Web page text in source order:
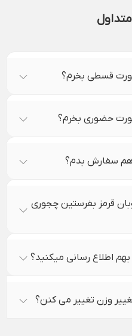
قسطی بخرم؟
حضوری بخرم؟
هم سفارش بدم؟
قرمز بفرستین چجوری
اطلاع رسانی میکنید؟
وزن تغییر می کنن؟